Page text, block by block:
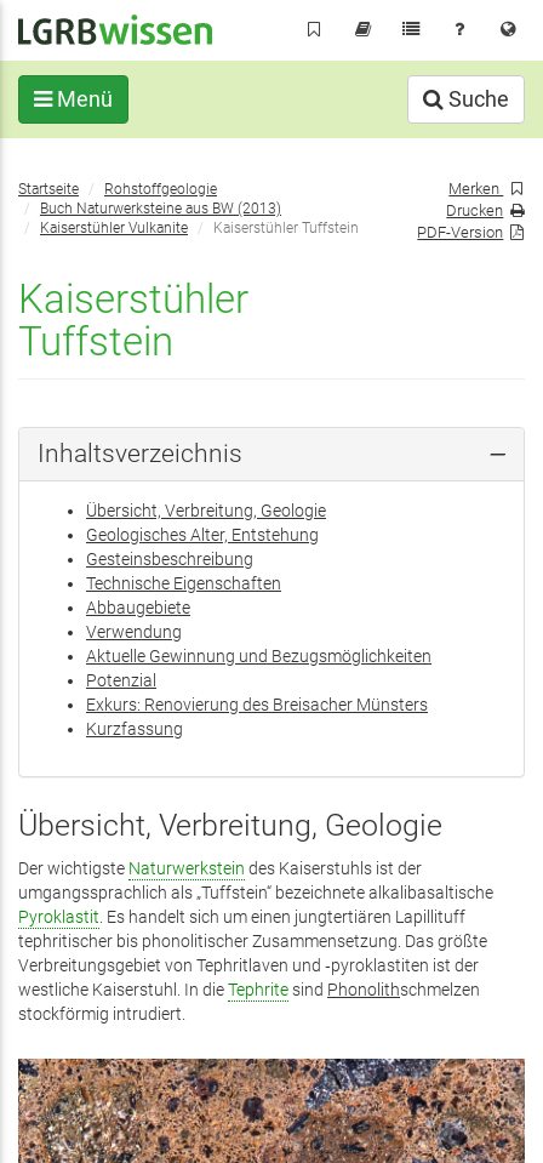
Inhalt
Menü Suche
Sie
befinden
sich
Startseite
Rohstoffgeologie
Buch Naturwerksteine aus BW (2013)
Kaiserstühler Vulkanite
Kaiserstühler Tuffstein
Kaiserstühler
Tuffstein
Merken
Drucken
PDF-Version
Inhaltsverzeichnis
Übersicht, Verbreitung, Geologie
Geologisches Alter, Entstehung
Gesteinsbeschreibung
Technische Eigenschaften
Abbaugebiete
Verwendung
Aktuelle Gewinnung und ­Bezugsmöglichkeiten
Potenzial
Exkurs: Renovierung des Breisacher Münsters
Kurzfassung
Übersicht, Verbreitung, Geologie
Der wichtigste Naturwerkstein des Kaiserstuhls ist der
umgangssprachlich als „Tuffstein“ bezeichnete alkalibasaltische
Pyroklastit. Es handelt sich um einen jungtertiären Lapillituff
tephritischer bis phonolitischer Zusammensetzung. Das größte
Verbreitungsgebiet von Tephritlaven und ‑pyroklastiten ist der
westliche Kaiserstuhl. In dieTephritesind Phonolithschmelzen
stockförmig intrudiert.